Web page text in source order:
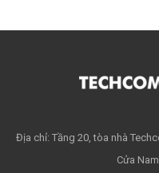
Địa chỉ: Tầng 20, tòa nhà
Cửa